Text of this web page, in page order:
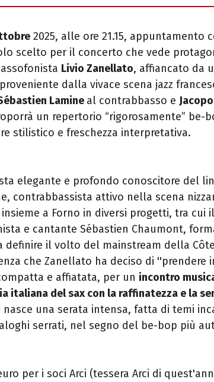
2025, alle ore 21.15, appuntamento
scelto per il concerto che vede
Livio Zanellato, affiancato da
dalla vivace scena jazz
Lamine al contrabbasso e
un repertorio “rigorosamente” be-
stilistico e freschezza interpretativa.
elegante e profondo conoscitore del
contrabbassista attivo nella scena
a Forno in diversi progetti, tra cui
e cantante Sébastien Chaumont,
il volto del mainstream della Côte
che Zanellato ha deciso di ''prendere
e affiatata, per un incontro
italiana del sax con la raffinatezza e la
nasce una serata intensa, fatta di temi
serrati, nel segno del be-bop più
per i soci Arci (tessera Arci di